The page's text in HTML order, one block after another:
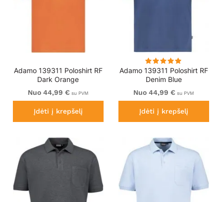
Adamo 139311 Poloshirt RF
Dark Orange
Nuo 44,99 € su PVM
Įdėti į krepšelį
Adamo 139311 Poloshirt RF
Denim Blue
Nuo 44,99 € su PVM
Įdėti į krepšelį